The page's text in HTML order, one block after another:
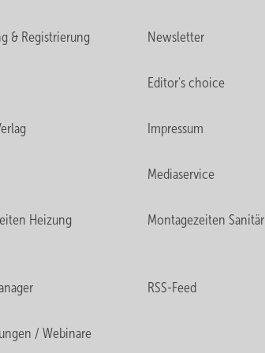
& Registrierung Newsletter
Editor's choice
Impressum
Mediaservice
Heizung Montagezeiten Sanitär
RSS-Feed
/ Webinare